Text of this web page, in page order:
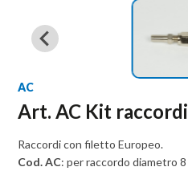
AC
Art. AC Kit raccordi
Raccordi con filetto Europeo.
Cod. AC: per raccordo diametro 8